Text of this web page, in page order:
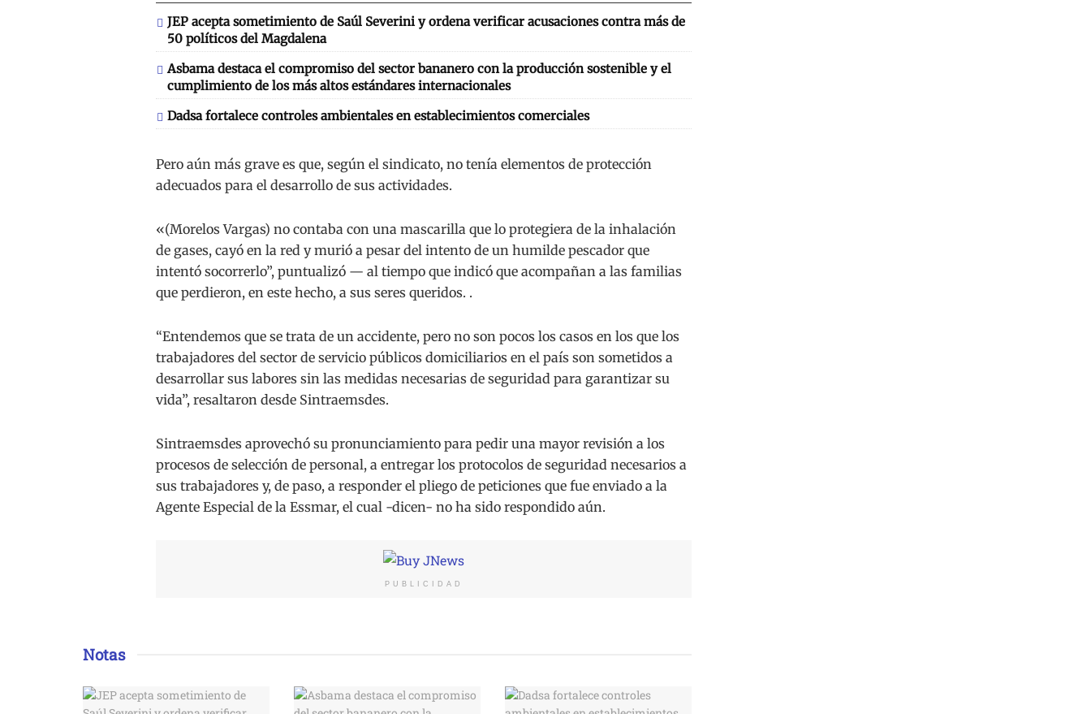
JEP acepta sometimiento de Saúl Severini y ordena verificar acusaciones contra más de
50 políticos del Magdalena
Asbama destaca el compromiso del sector bananero con la producción sostenible y el
cumplimiento de los más altos estándares internacionales
Dadsa fortalece controles ambientales en establecimientos comerciales
Pero aún más grave es que, según el sindicato, no tenía elementos de protección
adecuados para el desarrollo de sus actividades.
«(Morelos Vargas) no contaba con una mascarilla que lo protegiera de la inhalación
de gases, cayó en la red y murió a pesar del intento de un humilde pescador que
intentó socorrerlo”, puntualizó — al tiempo que indicó que acompañan a las familias
que perdieron, en este hecho, a sus seres queridos. .
“Entendemos que se trata de un accidente, pero no son pocos los casos en los que los
trabajadores del sector de servicio públicos domiciliarios en el país son sometidos a
desarrollar sus labores sin las medidas necesarias de seguridad para garantizar su
vida”, resaltaron desde Sintraemsdes.
Sintraemsdes aprovechó su pronunciamiento para pedir una mayor revisión a los
procesos de selección de personal, a entregar los protocolos de seguridad necesarios a
sus trabajadores y, de paso, a responder el pliego de peticiones que fue enviado a la
Agente Especial de la Essmar, el cual -dicen- no ha sido respondido aún.
PUBLICIDAD
Notas